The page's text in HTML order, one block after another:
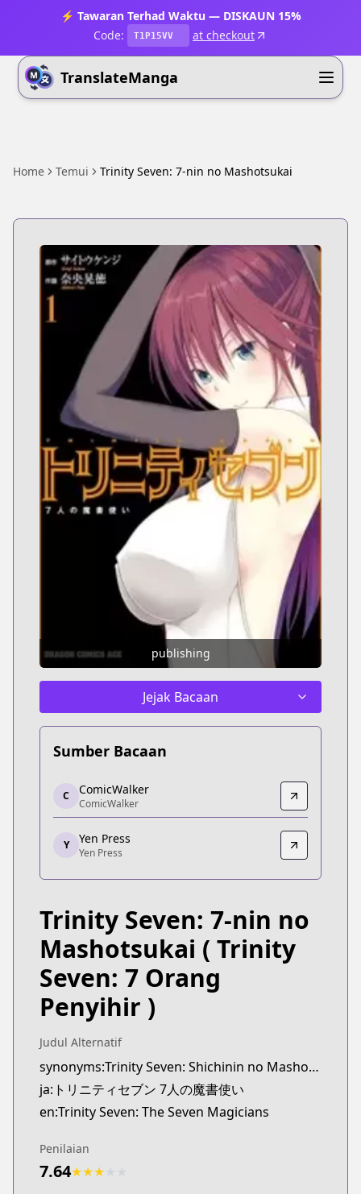
⚡ Tawaran Terhad Waktu — DISKAUN 15%
Code:
T1P15VV at checkout
TranslateManga
Home Temui Trinity Seven: 7-nin no Mashotsukai
publishing
Jejak Bacaan
Sumber Bacaan
ComicWalker
ComicWalker
https://comic-walker.com/detail/
Yen Press
Yen Press
https://yenpress.com/series/trinity-seven
C ComicWalker
ComicWalker
Y Yen Press
Yen Press
Trinity Seven: 7-nin no
Mashotsukai ( Trinity
Seven: 7 Orang
Penyihir )
Judul Alternatif
synonyms:Trinity Seven: Shichinin no Mashotsukai,7-nin no Mahoutsukai
ja:トリニティセブン 7人の魔書使い
en:Trinity Seven: The Seven Magicians
Penilaian
7.64★★★